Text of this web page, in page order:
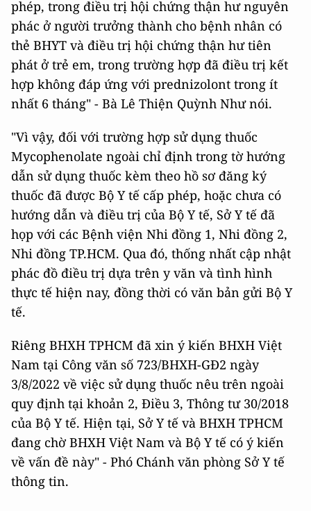
phép, trong điều trị hội chứng thận hư nguyên
phác ở người trưởng thành cho bệnh nhân có
thẻ BHYT và điều trị hội chứng thận hư tiên
phát ở trẻ em, trong trường hợp đã điều trị kết
hợp không đáp ứng với prednizolont trong ít
nhất 6 tháng" - Bà Lê Thiện Quỳnh Như nói.
"Vì vậy, đối với trường hợp sử dụng thuốc
Mycophenolate ngoài chỉ định trong tờ hướng
dẫn sử dụng thuốc kèm theo hồ sơ đăng ký
thuốc đã được Bộ Y tế cấp phép, hoặc chưa có
hướng dẫn và điều trị của Bộ Y tế, Sở Y tế đã
họp với các Bệnh viện Nhi đồng 1, Nhi đồng 2,
Nhi đồng TP.HCM. Qua đó, thống nhất cập nhật
phác đồ điều trị dựa trên y văn và tình hình
thực tế hiện nay, đồng thời có văn bản gửi Bộ Y
tế.
Riêng BHXH TPHCM đã xin ý kiến BHXH Việt
Nam tại Công văn số 723/BHXH-GĐ2 ngày
3/8/2022 về việc sử dụng thuốc nêu trên ngoài
quy định tại khoản 2, Điều 3, Thông tư 30/2018
của Bộ Y tế. Hiện tại, Sở Y tế và BHXH TPHCM
đang chờ BHXH Việt Nam và Bộ Y tế có ý kiến
về vấn đề này" - Phó Chánh văn phòng Sở Y tế
thông tin.